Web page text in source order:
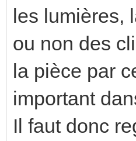
les lumières,
ou non des
la pièce par
important
Il faut donc